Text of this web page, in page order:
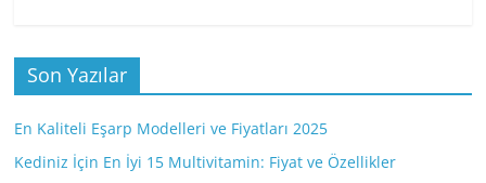
Son Yazılar
En Kaliteli Eşarp Modelleri ve Fiyatları 2025
Kediniz İçin En İyi 15 Multivitamin: Fiyat ve Özellikler